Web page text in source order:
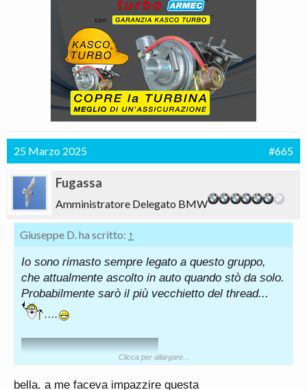
25 Marzo 2025 #665
Fugassa
Amministratore Delegato BMW
Giuseppe D. ha scritto: ↑
Io sono rimasto sempre legato a questo gruppo,
che attualmente ascolto in auto quando stò da solo.
Probabilmente sarò il più vecchietto del thread...
....
Clicca per allargare...
bella. a me faceva impazzire questa